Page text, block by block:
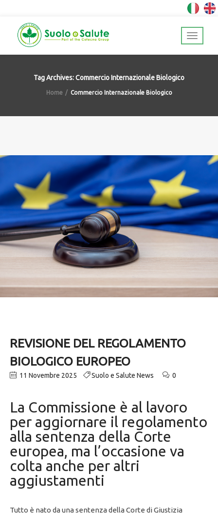
Tag Archives: Commercio Internazionale Biologico
Home Commercio Internazionale Biologico
REVISIONE DEL REGOLAMENTO
BIOLOGICO EUROPEO
11 Novembre 2025 Suolo e Salute News 0
La Commissione è al lavoro
per aggiornare il regolamento
alla sentenza della Corte
europea, ma l’occasione va
colta anche per altri
aggiustamenti
Tutto è nato da una sentenza della Corte di Giustizia